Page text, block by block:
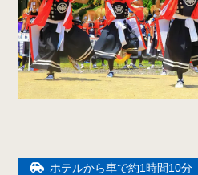
ホテルから車で約1時間10分